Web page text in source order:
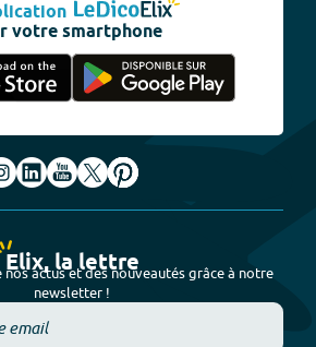
votre smartphone
Elix, la lettre
nos actus et des nouveautés grâce à notre
newsletter !